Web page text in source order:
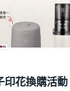
印花換購活動